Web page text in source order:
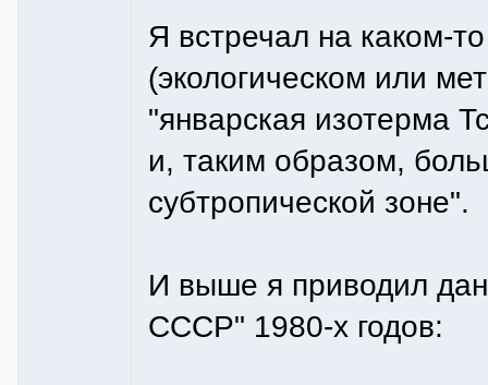
Я встречал на каком-
(экологическом или
"январская изотерма
и, таким образом,
субтропической зоне".
И выше я приводил
СССР" 1980-х годов: